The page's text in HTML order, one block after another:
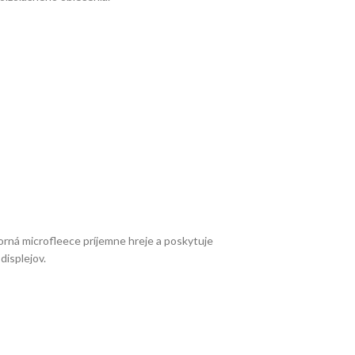
microfleece príjemne hreje a poskytuje